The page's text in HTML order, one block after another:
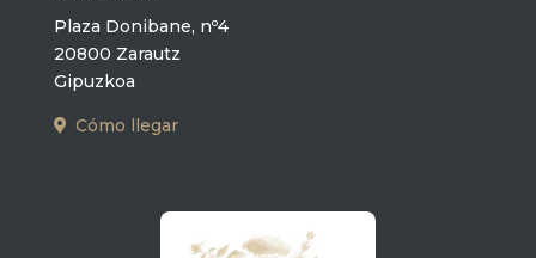
Plaza Donibane, nº4
20800 Zarautz
Gipuzkoa
Cómo llegar